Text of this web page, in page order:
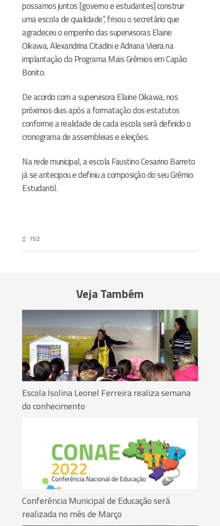
possamos juntos [governo e estudantes] construir
uma escola de qualidade”, frisou o secretário que
agradeceu o empenho das supervisoras Elaine
Oikawa, Alexandrina Citadini e Adriana Vieira na
implantação do Programa Mais Grêmios em Capão
Bonito.
De acordo com a supervisora Elaine Oikawa, nos
próximos dias após a formatação dos estatutos
conforme a realidade de cada escola será definido o
cronograma de assembleias e eleições.
Na rede municipal, a escola Faustino Cesarino Barreto
já se antecipou e definiu a composição do seu Grêmio
Estudantil.
752
Veja Também
Escola Isolina Leonel Ferreira realiza semana
do conhecimento
Conferência Municipal de Educação será
realizada no mês de Março